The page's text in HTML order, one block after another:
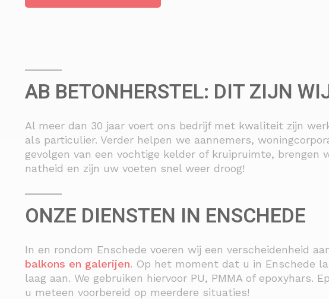
AB BETONHERSTEL: DIT ZIJN
Al meer dan 30 jaar voert ons bedrijf met kwaliteit zijn
als particulier. Verder helpen we aannemers,
gevolgen van een vochtige kelder of kruipruimte,
natheid en zijn uw voeten snel weer droog!
ONZE DIENSTEN IN ENSCHEDE
In en rondom Enschede voeren wij een verscheidenheid
balkons en galerijen. Op het moment dat u in Enschede
laag aan. We gebruiken hiervoor PU, PMMA of
u meteen voorbereid op meerdere situaties!